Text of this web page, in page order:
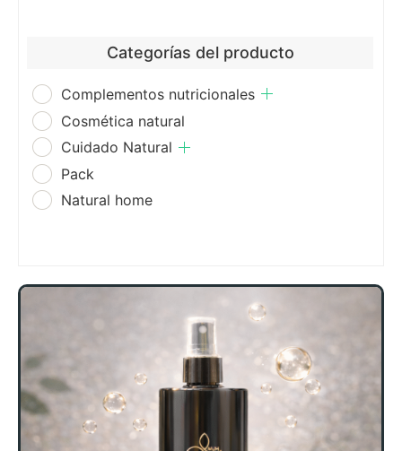
Categorías del producto
Complementos nutricionales
Cosmética natural
Cuidado Natural
Pack
Natural home